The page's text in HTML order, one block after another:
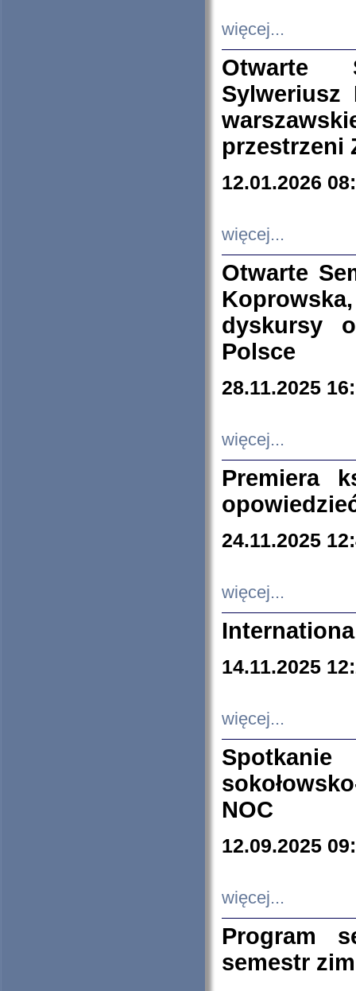
więcej...
Otwarte
Sylweriusz
przestrzeni
12.01.2026
więcej...
Otwarte
dyskursy
Polsce
28.11.2025
więcej...
Premiera
24.11.2025
więcej...
14.11.2025
więcej...
NOC
12.09.2025
więcej...
Program
semestr